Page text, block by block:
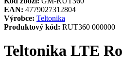
EAN: 4779027312804
Výrobce: Teltonika
Produktový kód: RUT360 000000
Teltonika LTE